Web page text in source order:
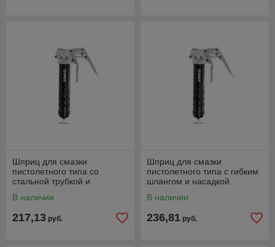
Шприц для смазки
пистолетного типа со
стальной трубкой и
давление и большой об
В наличии
217,13 руб.
Шприц для смазки
пистолетного типа с гибким
шлангом и насадкой.
большой объем GROZ
В наличии
236,81 руб.